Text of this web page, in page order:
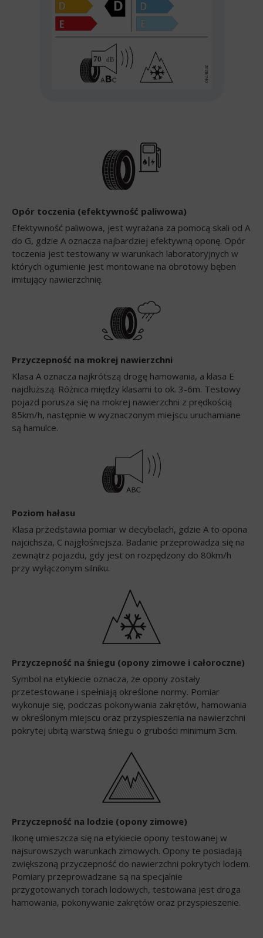
Opór toczenia (efektywność paliwowa)
Efektywność paliwowa, jest wyrażana za pomocą skali od A
do G, gdzie A oznacza najbardziej efektywną oponę. Opór
toczenia jest testowany w warunkach laboratoryjnych w
których ogumienie jest montowane na obrotowy bęben
imitujący nawierzchnię.
Przyczepność na mokrej nawierzchni
Klasa A oznacza najkrótszą drogę hamowania, a klasa E
najdłuższą. Różnica między klasami to ok. 3-6m. Testowy
pojazd porusza się na mokrej nawierzchni z prędkością
85km/h, następnie w wyznaczonym miejscu uruchamiane
są hamulce.
Poziom hałasu
Klasa przedstawia pomiar w decybelach, gdzie A to opona
najcichsza, C najgłośniejsza. Badanie przeprowadza się na
zewnątrz pojazdu, gdy jest on rozpędzony do 80km/h
przy wyłączonym silniku.
Przyczepność na śniegu (opony zimowe i całoroczne)
Symbol na etykiecie oznacza, że opony zostały
przetestowane i spełniają określone normy. Pomiar
wykonuje się, podczas pokonywania zakrętów, hamowania
w określonym miejscu oraz przyspieszenia na nawierzchni
pokrytej ubitą warstwą śniegu o grubości minimum 3cm.
Przyczepność na lodzie (opony zimowe)
Ikonę umieszcza się na etykiecie opony testowanej w
najsurowszych warunkach zimowych. Opony te posiadają
zwiększoną przyczepność do nawierzchni pokrytych lodem.
Pomiary przeprowadzane są na specjalnie
przygotowanych torach lodowych, testowana jest droga
hamowania, pokonywanie zakrętów oraz przyspieszenie.